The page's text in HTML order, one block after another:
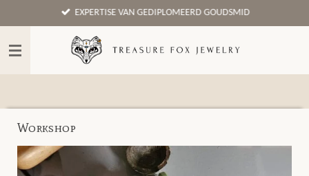
direct
naar
hoofdinhoud
EXPERTISE VAN GEDIPLOMEERD GOUDSMID
Workshop